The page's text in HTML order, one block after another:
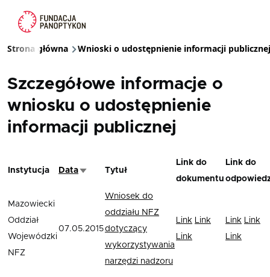
Ścieżka nawigacyjna
Strona główna Wnioski o udostępnienie informacji publicznej
Szczegółowe informacje o
wniosku o udostępnienie
informacji publicznej
Instytucja DataSortuj rosnąco
Tytuł
Link do
dokumentu
Link do
Mazowiecki
Oddział
Wojewódzki
NFZ
07.05.2015
Wniosek do
oddziału NFZ
dotyczący
wykorzystywania
narzędzi nadzoru
Link Link
Link
Link Link
Link